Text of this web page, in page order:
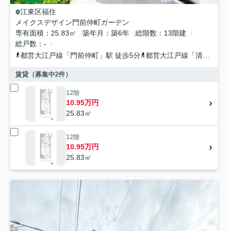
江東区福住
メイクスデザイン門前仲町ガーデン
専有面積
25.83㎡ 築年月 築6年 総階数
13階建
総戸数
-
都営大江戸線 「 門前仲町 」駅 徒歩5分 都営大江戸線 「清澄白河
賃貸（募集中2件）
12階
10.95万円
25.83㎡
12階
10.95万円
25.83㎡